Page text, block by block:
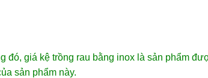
đó, giá kệ trồng rau bằng inox là sản phẩm
sản phẩm này.